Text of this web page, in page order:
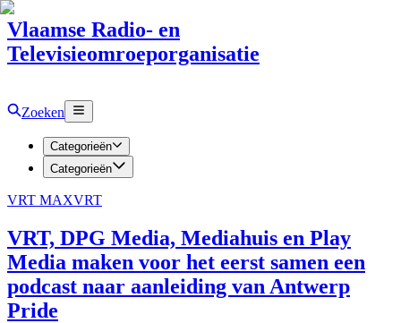
Vlaamse Radio- en
Televisieomroeporganisatie
Zoeken
Categorieën
Categorieën
VRT MAXVRT
VRT, DPG Media, Mediahuis en Play
Media maken voor het eerst samen een
podcast naar aanleiding van Antwerp
Pride